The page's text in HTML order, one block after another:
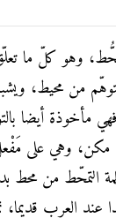
وهو كلّ ما
من محيط،
مأخوذة أيضا
وهي على
التمحّط من
عند العرب